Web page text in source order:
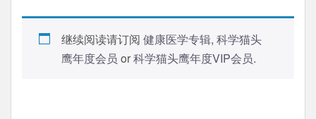
继续阅读请订阅 健康医学专辑, 科学猫头
鹰年度会员 or科学猫头鹰年度VIP会员.